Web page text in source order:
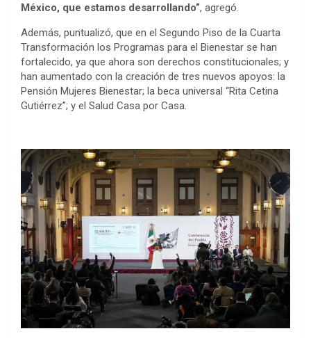
México, que estamos desarrollando”, agregó.
Además, puntualizó, que en el Segundo Piso de la Cuarta
Transformación los Programas para el Bienestar se han
fortalecido, ya que ahora son derechos constitucionales; y
han aumentado con la creación de tres nuevos apoyos: la
Pensión Mujeres Bienestar; la beca universal “Rita Cetina
Gutiérrez”; y el Salud Casa por Casa.